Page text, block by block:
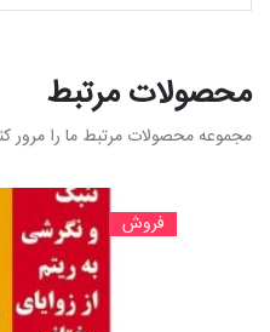
محصولات مرتبط
مجموعه محصولات مرتبط ما را مرور
فروش